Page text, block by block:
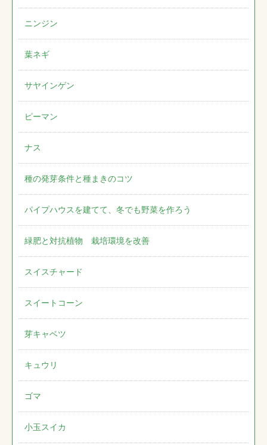
ニンジン
葉ネギ
サヤインゲン
ピーマン
ナス
種の発芽条件と種まきのコツ
パイプハウスを建てて、冬でも野菜を作ろう
緑肥と対抗植物 栽培環境を改善
スイスチャード
スイートコーン
芽キャベツ
キュウリ
ゴマ
小玉スイカ